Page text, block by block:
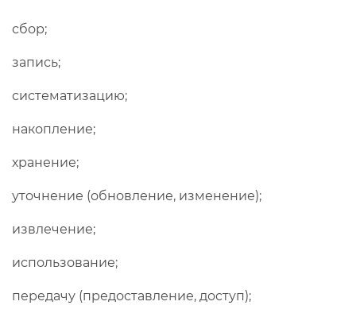
сбор;
запись;
систематизацию;
накопление;
хранение;
уточнение (обновление, изменение);
извлечение;
использование;
передачу (предоставление, доступ);